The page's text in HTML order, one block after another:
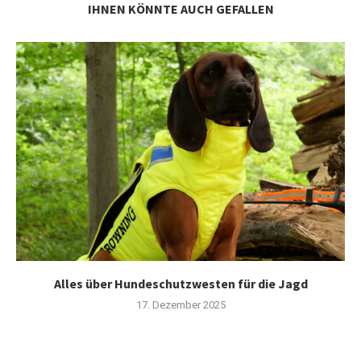
IHNEN KÖNNTE AUCH GEFALLEN
Alles über Hundeschutzwesten für die Jagd
17. Dezember 2025